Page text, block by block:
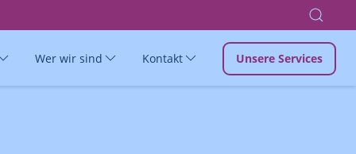
Wer wir sind Kontakt Unsere Services